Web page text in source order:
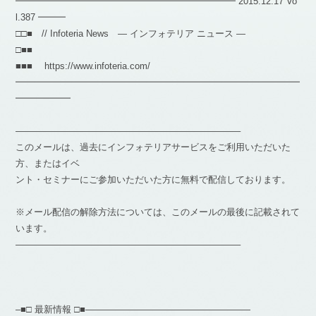
l.387 ━━━
□□■ // Infoteria News — インフォテリア ニュース —
□■■
■■■ https://www.infoteria.com/
━━━━━━━━━━━━━━━━━━━━━━━━━━━━━━━
━━━━━━
————————————————————————–
このメールは、過去にインフォテリアサービスをご利用いただいた
方、またはイベ
ント・セミナーにご参加いただいた方に無料で配信しております。
※メール配信の解除方法については、このメールの最後に記載されて
います。
————————————————————————–
–■□ 最新情報 □■——————————————————